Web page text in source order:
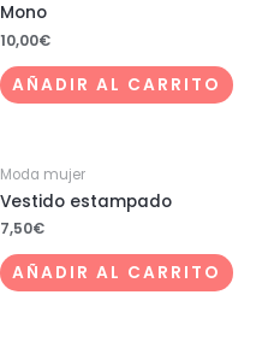
Mono
10,00€
AÑADIR AL CARRITO
Moda mujer
Vestido estampado
7,50€
AÑADIR AL CARRITO